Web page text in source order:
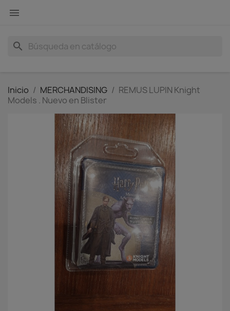

search
Inicio MERCHANDISING
REMUS LUPIN Knight
Models . Nuevo en Blister